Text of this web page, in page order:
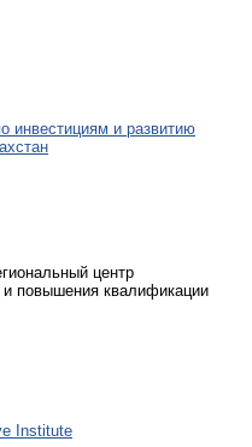
инвестициям и развитию
центр
и повышения квалификации
Institute